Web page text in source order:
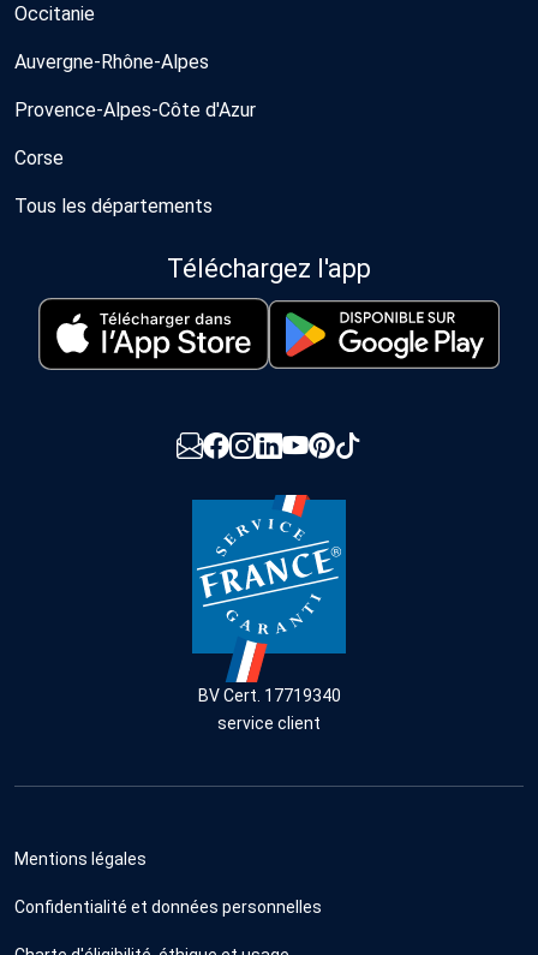
Occitanie
Auvergne-Rhône-Alpes
Provence-Alpes-Côte d'Azur
Corse
Tous les départements
Téléchargez l'app
BV Cert. 17719340
service client
Mentions légales
Confidentialité et données personnelles